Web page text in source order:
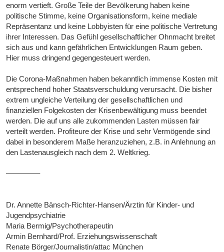
enorm vertieft. Große Teile der Bevölkerung haben keine
politische Stimme, keine Organisationsform, keine mediale
Repräsentanz und keine Lobbyisten für eine politische Vertretung
ihrer Interessen. Das Gefühl gesellschaftlicher Ohnmacht breitet
sich aus und kann gefährlichen Entwicklungen Raum geben.
Hier muss dringend gegengesteuert werden.
Die Corona-Maßnahmen haben bekanntlich immense Kosten mit
entsprechend hoher Staatsverschuldung verursacht. Die bisher
extrem ungleiche Verteilung der gesellschaftlichen und
finanziellen Folgekosten der Krisenbewältigung muss beendet
werden. Die auf uns alle zukommenden Lasten müssen fair
verteilt werden. Profiteure der Krise und sehr Vermögende sind
dabei in besonderem Maße heranzuziehen, z.B. in Anlehnung an
den Lastenausgleich nach dem 2. Weltkrieg.
————–
Dr. Annette Bänsch-Richter-Hansen/Ärztin für Kinder- und
Jugendpsychiatrie
Maria Bermig/Psychotherapeutin
Armin Bernhard/Prof. Erziehungswissenschaft
Renate Börger/Journalistin/attac München